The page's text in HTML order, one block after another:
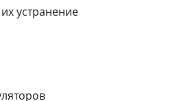
устранение